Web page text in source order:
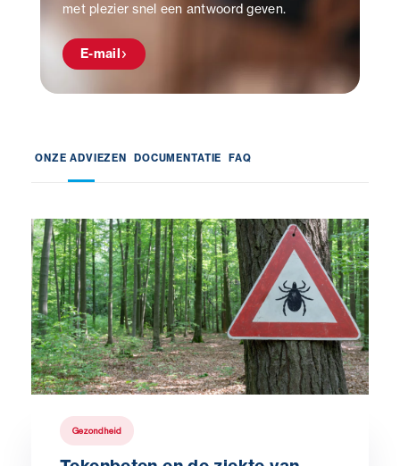
met plezier snel een antwoord geven.
E-mail
ONZE ADVIEZEN DOCUMENTATIE FAQ
Gezondheid